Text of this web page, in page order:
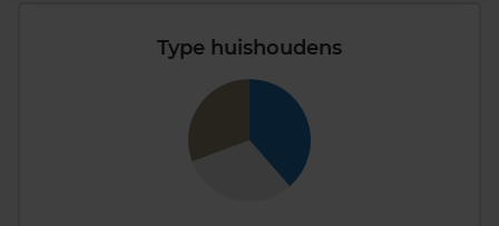
Type huishoudens